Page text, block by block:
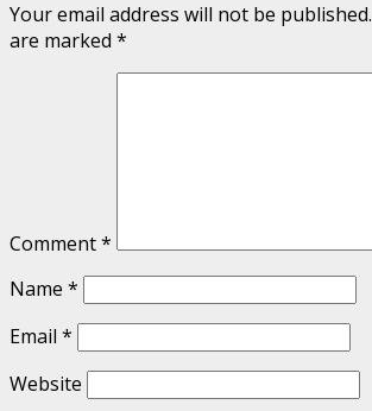
Your email address will not be published.
are marked *
Comment*
Name *
Email *
Website